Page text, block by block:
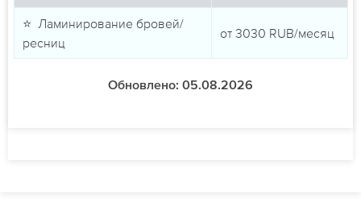
⭐ Ламинирование бровей/
ресниц
от 3030 RUB/месяц
Обновлено: 05.08.2026